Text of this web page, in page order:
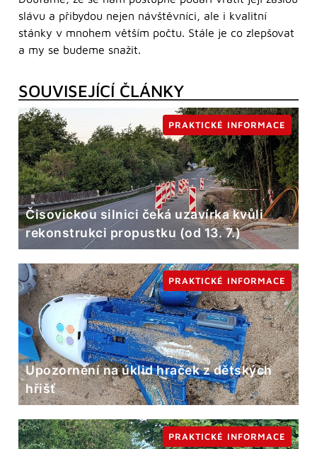
slávu a přibydou nejen návštěvníci, ale i kvalitní
stánky v mnohem větším počtu. Stále je co zlepšovat
a my se budeme snažit.
SOUVISEJÍCÍ ČLÁNKY
Čisovickou silnici čeká uzavírka kvůli
rekonstrukci propustku (od 13. 7.)
PRAKTICKÉ INFORMACE
Upozornění na úklid hraček z dětských
hřišť
PRAKTICKÉ INFORMACE
PRAKTICKÉ INFORMACE